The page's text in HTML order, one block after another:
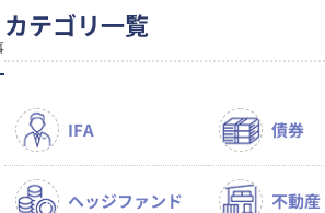
カテゴリ一覧
IFA 債券
ヘッジファンド 不動産